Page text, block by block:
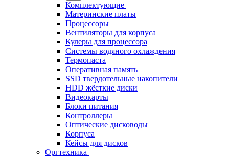
Комплектующие
Материнские платы
Процессоры
Вентиляторы для корпуса
Кулеры для процессора
Системы водяного охлаждения
Термопаста
Оперативная память
SSD твердотельные накопители
HDD жёсткие диски
Видеокарты
Блоки питания
Контроллеры
Оптические дисководы
Корпуса
Кейсы для дисков
Оргтехника